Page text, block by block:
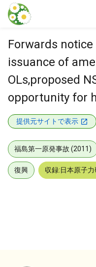
本文に飛ぶ
Forwards
issuance of
OLs,proposed
opportunity for
提供元サイトで表示
福島第一原発事故 (2011)
復興 収録:日本原子